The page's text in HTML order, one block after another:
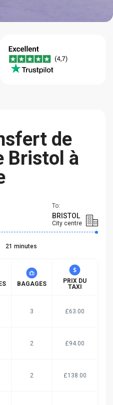
de
Bristol à
To:
BRISTOL
City centre
21 minutes
BAGAGES
PRIX DU
TAXI
3 £63.00
2 £94.00
2 £138.00